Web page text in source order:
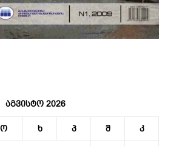
აგვისტო 2026
ო ხ პ შ კ